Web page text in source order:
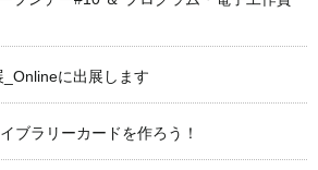
に出展します
ブラリーカードを作ろう！